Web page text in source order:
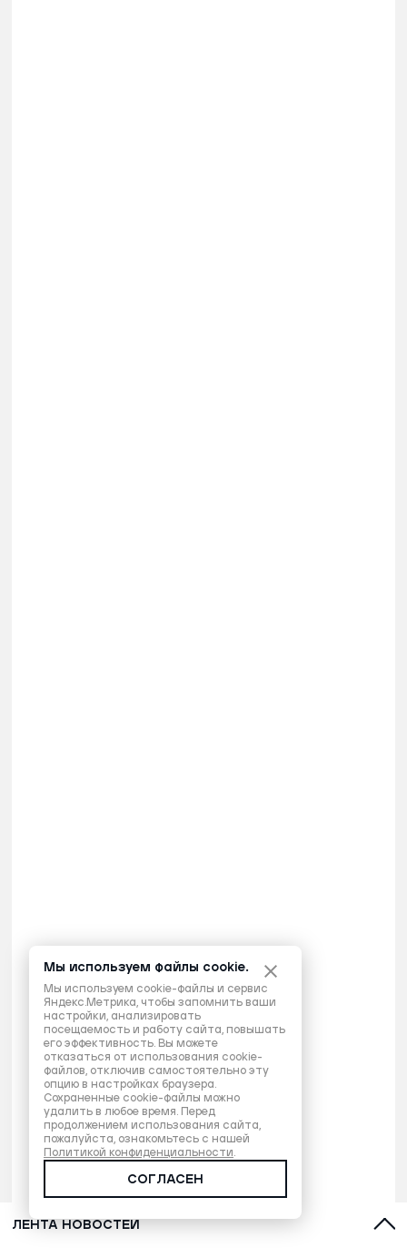
ЛЕНТА НОВОСТЕЙ
Мы используем файлы cookie.
Мы используем cookie-файлы и сервис
Яндекс.Метрика, чтобы запомнить ваши
настройки, анализировать
посещаемость и работу сайта, повышать
его эффективность. Вы можете
отказаться от использования cookie-
файлов, отключив самостоятельно эту
опцию в настройках браузера.
Сохраненные cookie-файлы можно
удалить в любое время. Перед
продолжением использования сайта,
пожалуйста, ознакомьтесь с нашей
Политикой конфиденциальности.
СОГЛАСЕН